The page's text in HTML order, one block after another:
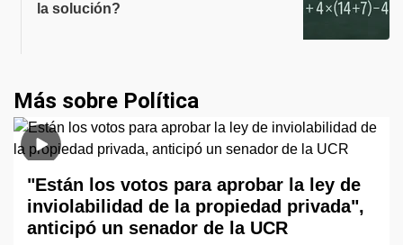
la solución?
Más sobre Política
"Están los votos para aprobar la ley de
inviolabilidad de la propiedad privada",
anticipó un senador de la UCR